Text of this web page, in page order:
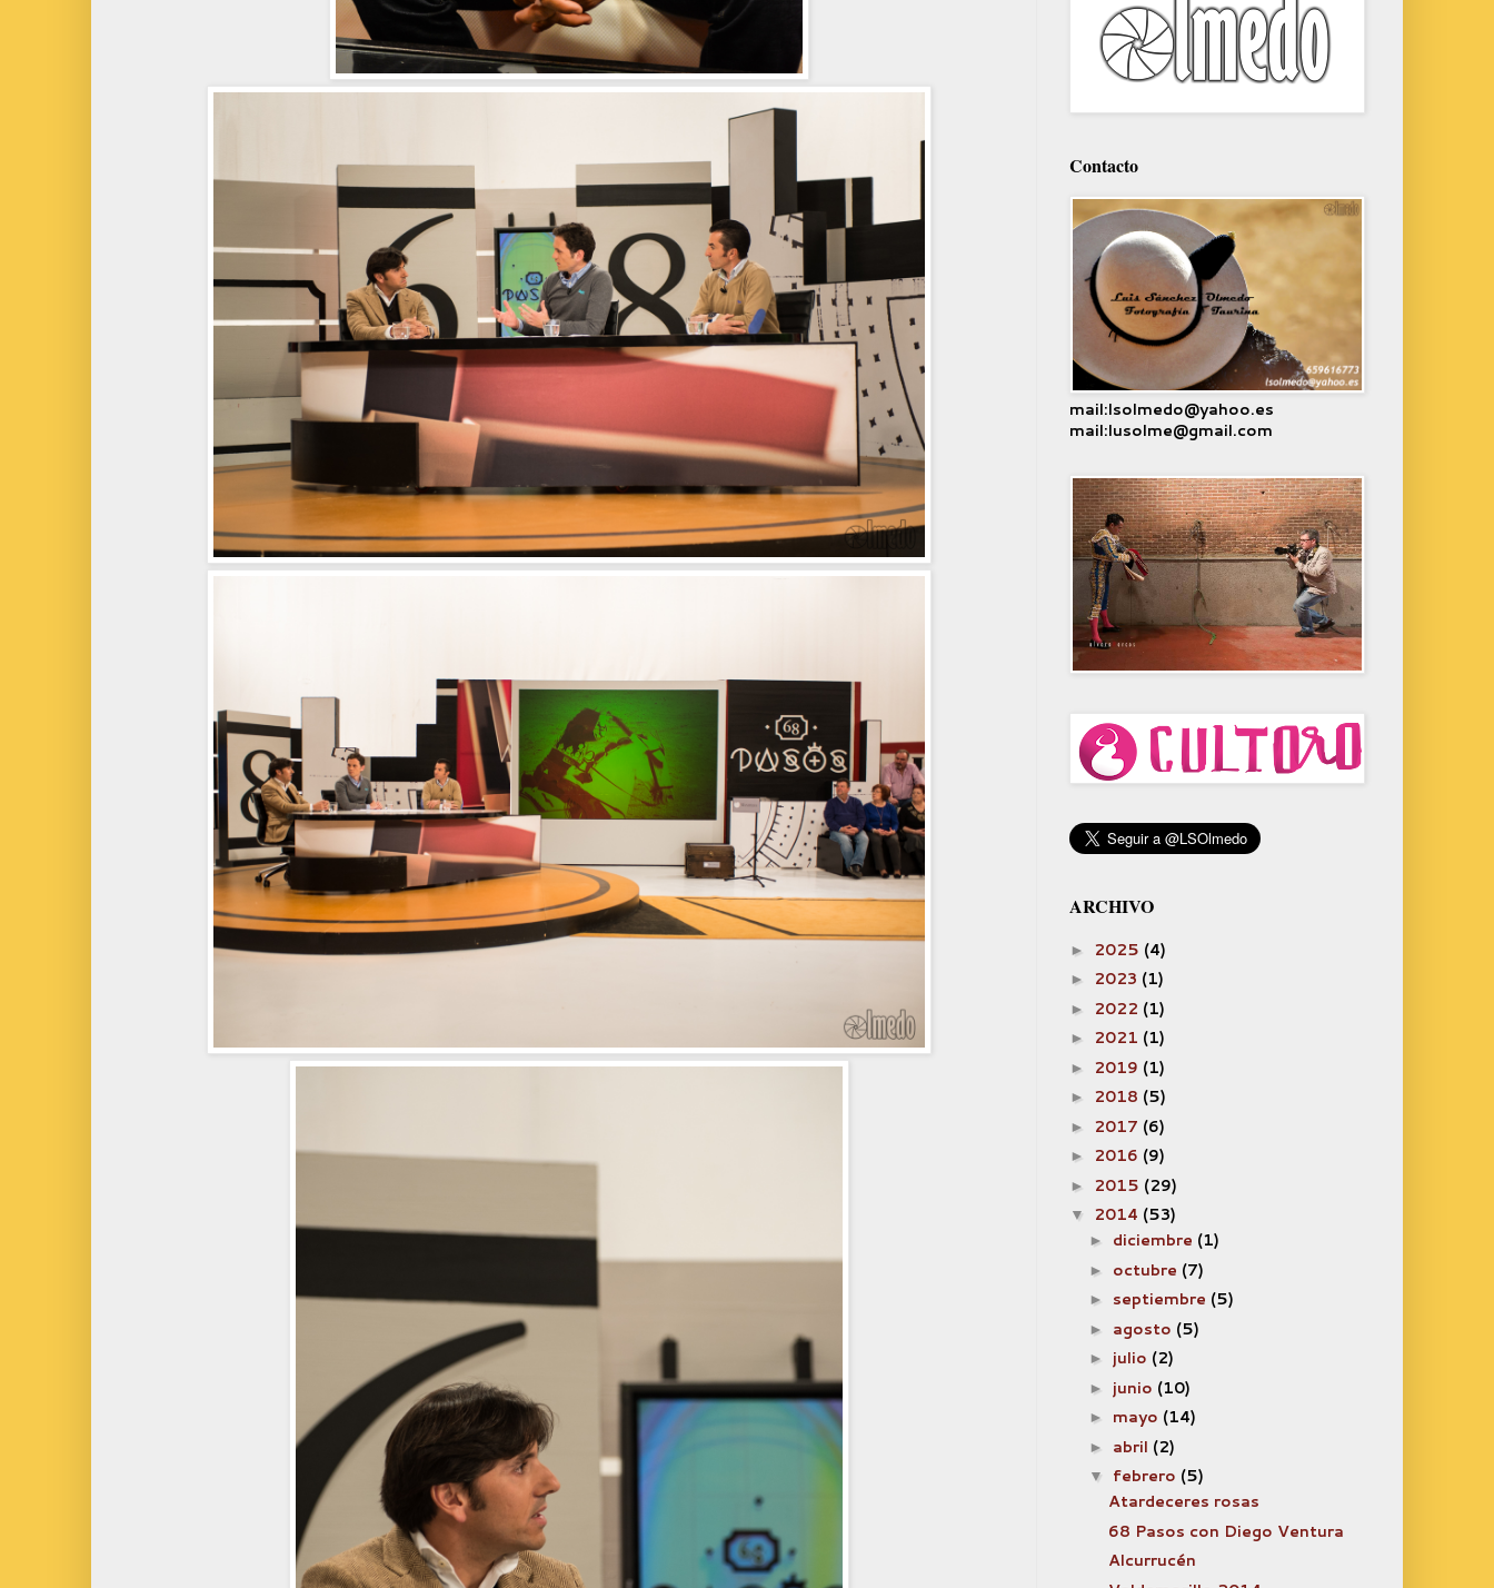
Contacto
mail:lsolmedo@yahoo.es
mail:lusolme@gmail.com
ARCHIVO
► 2025 (4)
► 2023 (1)
► 2022 (1)
► 2021 (1)
► 2019 (1)
► 2018 (5)
► 2017 (6)
► 2016 (9)
► 2015 (29)
▼ 2014 (53)
► diciembre (1)
► octubre (7)
► septiembre (5)
► agosto (5)
► julio (2)
► junio (10)
► mayo (14)
► abril (2)
▼ febrero (5)
Atardeceres rosas
68 Pasos con Diego Ventura
Alcurrucén